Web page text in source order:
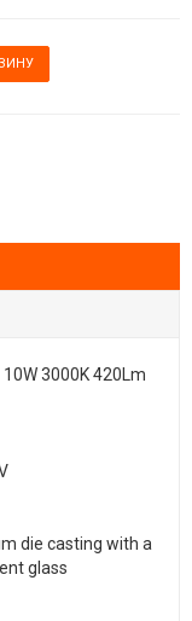
10W 3000K 420Lm
die casting with a
glass